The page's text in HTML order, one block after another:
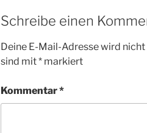
Schreibe einen
Deine E-Mail-Adresse wird
sind mit* markiert
Kommentar*